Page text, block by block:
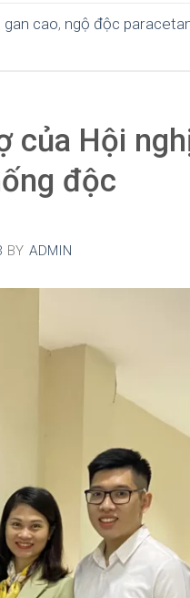
gan cao, ngộ độc
của Hội
độc
BY ADMIN